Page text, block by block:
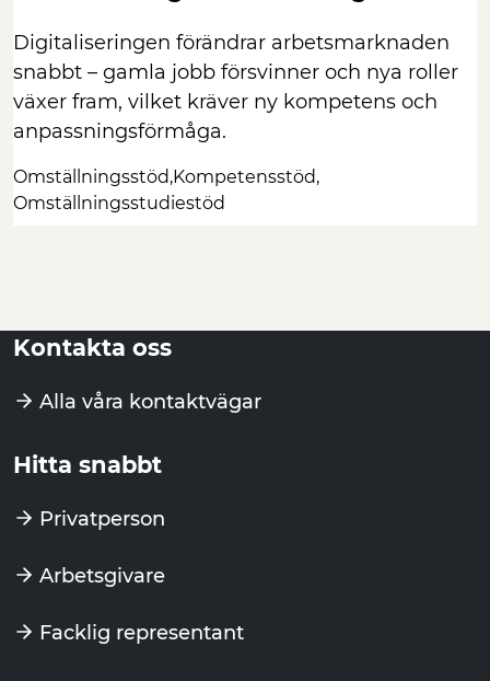
Digitaliseringen förändrar arbetsmarknaden
snabbt – gamla jobb försvinner och nya roller
växer fram, vilket kräver ny kompetens och
anpassningsförmåga.
Omställningsstöd Kompetensstöd
Omställningsstudiestöd
Kontakta oss
Alla våra kontaktvägar
Hitta snabbt
Privatperson
Arbetsgivare
Facklig representant